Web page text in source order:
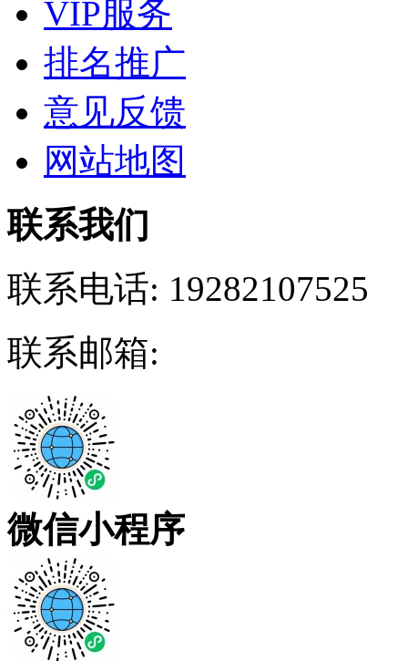
VIP服务
排名推广
意见反馈
网站地图
联系我们
联系电话: 19282107525
联系邮箱:
微信小程序